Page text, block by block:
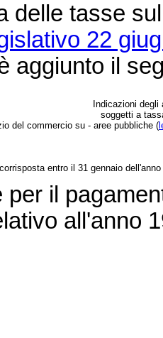
tasse
22
aggiunto il
Indicazioni degli
soggetti a
del commercio su - aree pubbliche (
entro il 31 gennaio
il
all'anno